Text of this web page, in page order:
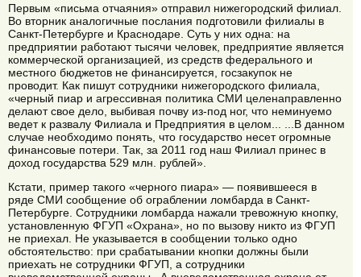
Первым «письма отчаяния» отправил нижегородский филиал.
Во вторник аналогичные послания подготовили филиалы в
Санкт-Петербурге и Краснодаре. Суть у них одна: на
предприятии работают тысячи человек, предприятие является
коммерческой организацией, из средств федерального и
местного бюджетов не финансируется, госзакупок не
проводит. Как пишут сотрудники нижегородского филиала,
«черный пиар и агрессивная политика СМИ целенаправленно
делают свое дело, выбивая почву из-под ног, что неминуемо
ведет к развалу Филиала и Предприятия в целом... ...В данном
случае необходимо понять, что государство несет огромные
финансовые потери. Так, за 2011 год наш Филиал принес в
доход государства 529 млн. рублей».
Кстати, пример такого «черного пиара» — появившееся в
ряде СМИ сообщение об ограблении ломбарда в Санкт-
Петербурге. Сотрудники ломбарда нажали тревожную кнопку,
установленную ФГУП «Охрана», но по вызову никто из ФГУП
не приехал. Не указывается в сообщении только одно
обстоятельство: при срабатывании кнопки должны были
приехать не сотрудники ФГУП, а сотрудники